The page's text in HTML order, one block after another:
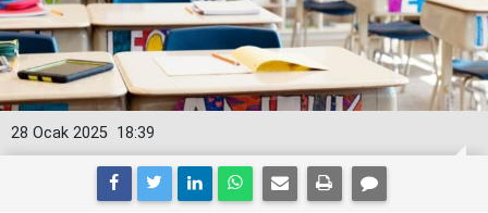
18:39
28 Ocak 2025